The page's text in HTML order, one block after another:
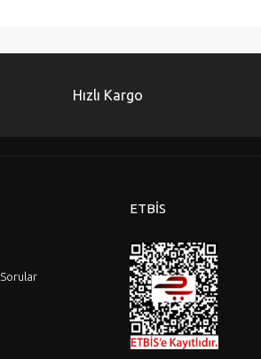
Hızlı Kargo
Sorular
ETBİS